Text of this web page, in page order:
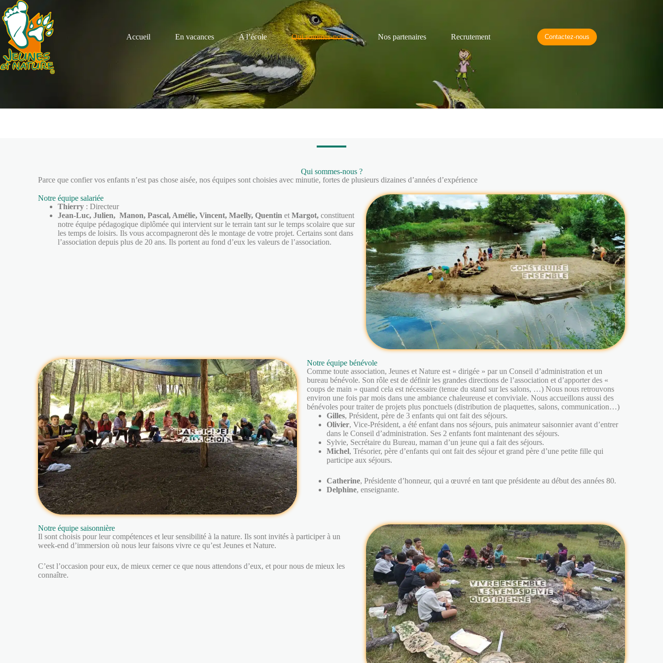
Accueil En vacances A l’école Qui sommes-nous ? Nos partenaires Recrutement Contactez-nous
Qui sommes-nous ?
Parce que confier vos enfants n’est pas chose aisée, nos équipes sont choisies avec minutie, fortes de plusieurs dizaines d’années d’expérience
Notre équipe salariée
Thierry : Directeur
Jean-Luc, Julien, Manon, Pascal, Amélie, Vincent, Maelly, Quentin etMargot, constituent
notre équipe pédagogique diplômée qui intervient sur le terrain tant sur le temps scolaire que sur
les temps de loisirs. Ils vous accompagneront dès le montage de votre projet. Certains sont dans
l’association depuis plus de 20 ans. Ils portent au fond d’eux les valeurs de l’association.
Notre équipe bénévole
Comme toute association, Jeunes et Nature est « dirigée » par un Conseil d’administration et un
bureau bénévole. Son rôle est de définir les grandes directions de l’association et d’apporter des «
coups de main » quand cela est nécessaire (tenue du stand sur les salons, …) Nous nous retrouvons
environ une fois par mois dans une ambiance chaleureuse et conviviale. Nous accueillons aussi des
bénévoles pour traiter de projets plus ponctuels (distribution de plaquettes, salons, communication…)
Gilles, Président, père de 3 enfants qui ont fait des séjours.
Olivier, Vice-Président, a été enfant dans nos séjours, puis animateur saisonnier avant d’entrer
dans le Conseil d’administration. Ses 2 enfants font maintenant des séjours.
Sylvie, Secrétaire du Bureau, maman d’un jeune qui a fait des séjours.
Michel, Trésorier, père d’enfants qui ont fait des séjour et grand père d’une petite fille qui
participe aux séjours.
Catherine, Présidente d’honneur, qui a œuvré en tant que présidente au début des années 80.
Delphine, enseignante.
Notre équipe saisonnière
Il sont choisis pour leur compétences et leur sensibilité à la nature. Ils sont invités à participer à un
week-end d’immersion où nous leur faisons vivre ce qu’est Jeunes et Nature.
C’est l’occasion pour eux, de mieux cerner ce que nous attendons d’eux, et pour nous de mieux les
connaître.